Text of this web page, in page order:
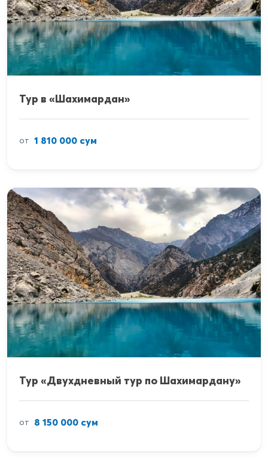
Тур в «Шахимардан»
от 1 810 000 сум
Тур «Двухдневный тур по Шахимардану»
от 8 150 000 сум